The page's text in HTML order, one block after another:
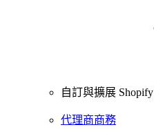
自訂與擴展 Shopify
代理商商務